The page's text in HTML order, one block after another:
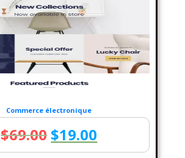
Commerce électronique
$69.00 Le
$19.00